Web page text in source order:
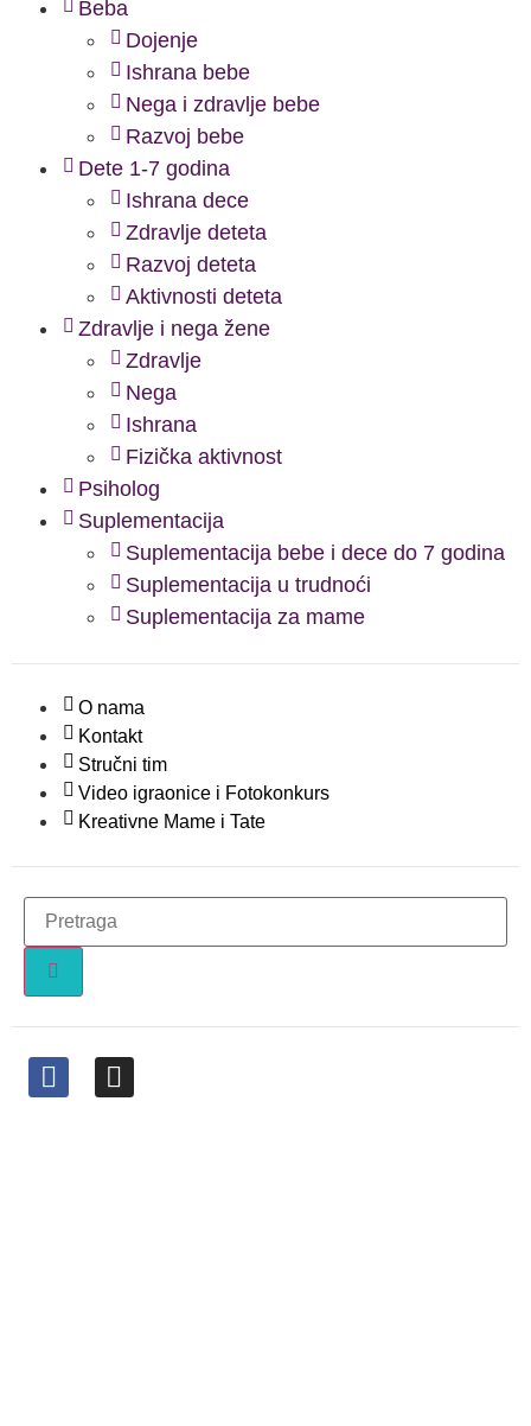
Beba
Dojenje
Ishrana bebe
Nega i zdravlje bebe
Razvoj bebe
Dete 1-7 godina
Ishrana dece
Zdravlje deteta
Razvoj deteta
Aktivnosti deteta
Zdravlje i nega žene
Zdravlje
Nega
Ishrana
Fizička aktivnost
Psiholog
Suplementacija
Suplementacija bebe i dece do 7 godina
Suplementacija u trudnoći
Suplementacija za mame
O nama
Kontakt
Stručni tim
Video igraonice i Fotokonkurs
Kreativne Mame i Tate